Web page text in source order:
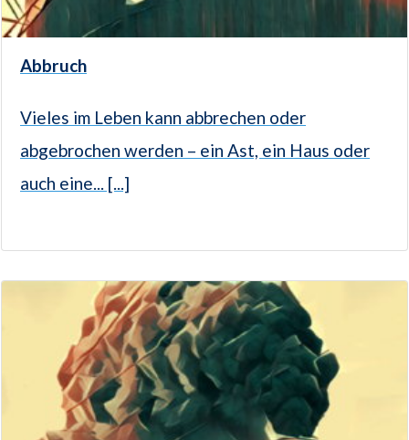
Abbruch
Vieles im Leben kann abbrechen oder
abgebrochen werden – ein Ast, ein Haus oder
auch eine... [...]